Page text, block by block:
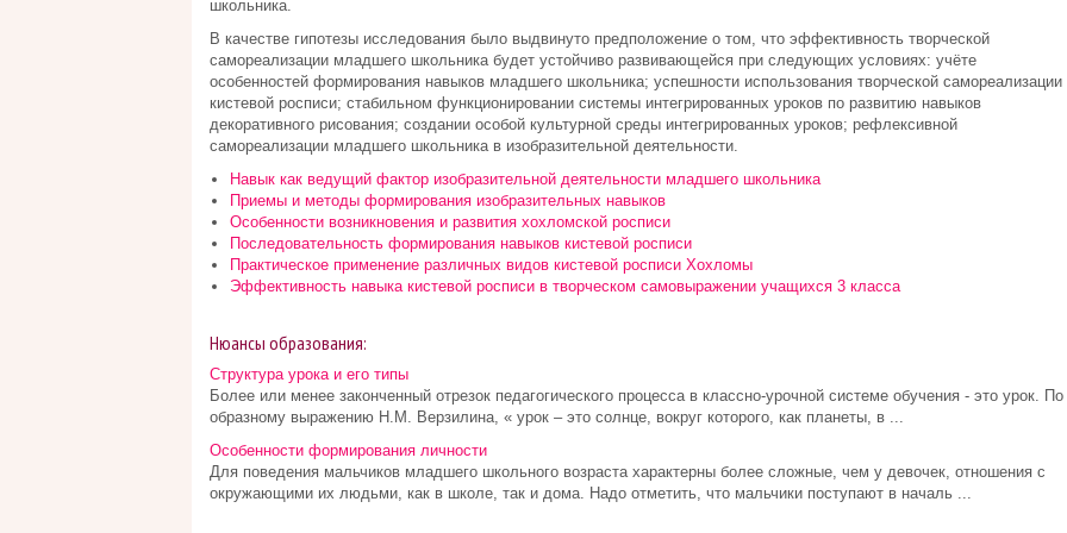
школьника.
В качестве гипотезы исследования было выдвинуто предположение о том, что эффективность творческой
самореализации младшего школьника будет устойчиво развивающейся при следующих условиях: учёте
особенностей формирования навыков младшего школьника; успешности использования творческой самореализации
кистевой росписи; стабильном функционировании системы интегрированных уроков по развитию навыков
декоративного рисования; создании особой культурной среды интегрированных уроков; рефлексивной
самореализации младшего школьника в изобразительной деятельности.
Навык как ведущий фактор изобразительной деятельности младшего школьника
Приемы и методы формирования изобразительных навыков
Особенности возникновения и развития хохломской росписи
Последовательность формирования навыков кистевой росписи
Практическое применение различных видов кистевой росписи Хохломы
Эффективность навыка кистевой росписи в творческом самовыражении учащихся 3 класса
Нюансы образования:
Структура урока и его типы
Более или менее законченный отрезок педагогического процесса в классно-урочной системе обучения - это урок. По
образному выражению Н.М. Верзилина, « урок – это солнце, вокруг которого, как планеты, в ...
Особенности формирования личности
Для поведения мальчиков младшего школьного возраста характерны более сложные, чем у девочек, отношения с
окружающими их людьми, как в школе, так и дома. Надо отметить, что мальчики поступают в началь ...